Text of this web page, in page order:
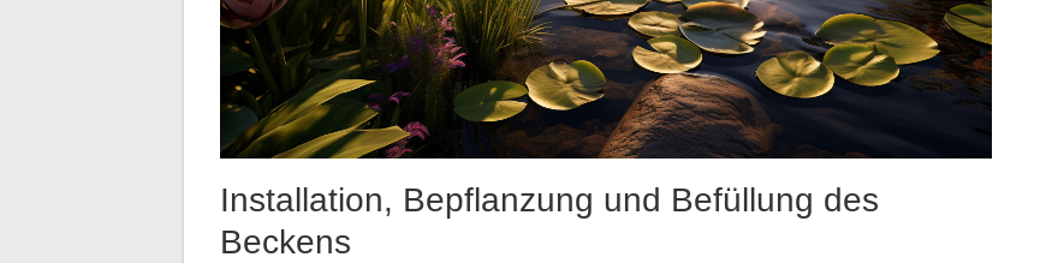
Installation, Bepflanzung und Befüllung des
Beckens